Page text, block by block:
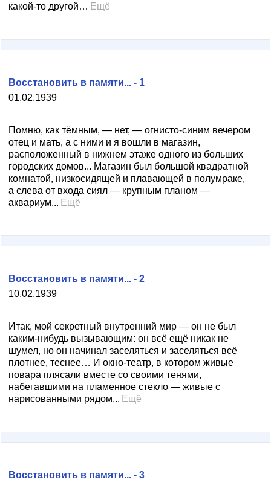
какой-то другой… Ещё
01.02.1939
Восстановить в памяти... - 1
Помню, как тёмным, — нет, — огнисто-синим вечером
отец и мать, а с ними и я вошли в магазин,
расположенный в нижнем этаже одного из больших
городских домов... Магазин был большой квадратной
комнатой, низкосидящей и плавающей в полумраке,
а слева от входа сиял — крупным планом —
аквариум... Ещё
10.02.1939
Восстановить в памяти... - 2
Итак, мой секретный внутренний мир — он не был
каким-нибудь вызывающим: он всё ещё никак не
шумел, но он начинал заселяться и заселяться всё
плотнее, теснее… И окно-театр, в котором живые
повара плясали вместе со своими тенями,
набегавшими на пламенное стекло — живые с
нарисованными рядом... Ещё
Восстановить в памяти... - 3